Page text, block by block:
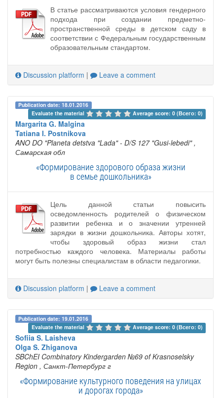
В статье рассматриваются условия гендерного
подхода при создании предметно-
пространственной среды в детском саду в
соответствии с Федеральным государственным
образовательным стандартом.
Discussion platform | Leave a comment
Publication date: 18.01.2016
Evaluate the material
Average score: 0 (Всего: 0)
Margarita G. Malgina
Tatiana I. Postnikova
ANO DO "Planeta detstva "Lada" - D/S 127 "Gusi-lebedi" ,
Самарская обл
«Формирование здорового образа жизни
в семье дошкольника»
Цель данной статьи повысить
осведомленность родителей о физическом
развитии ребенка и о значении утренней
зарядки в жизни дошкольника. Авторы хотят,
чтобы здоровый образ жизни стал
потребностью каждого человека. Материалы работы
могут быть полезны специалистам в области педагогики.
Discussion platform | Leave a comment
Publication date: 19.01.2016
Evaluate the material
Average score: 0 (Всего: 0)
Sofiia S. Laisheva
Olga S. Zhiganova
SBChEI Combinatory Kindergarden №69 of Krasnoselsky
Region , Санкт-Петербург г
«Формирование культурного поведения на улицах
и дорогах города»